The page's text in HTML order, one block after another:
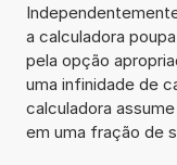
a calculadora
pela opção
uma infinidade de
calculadora
em uma fração de